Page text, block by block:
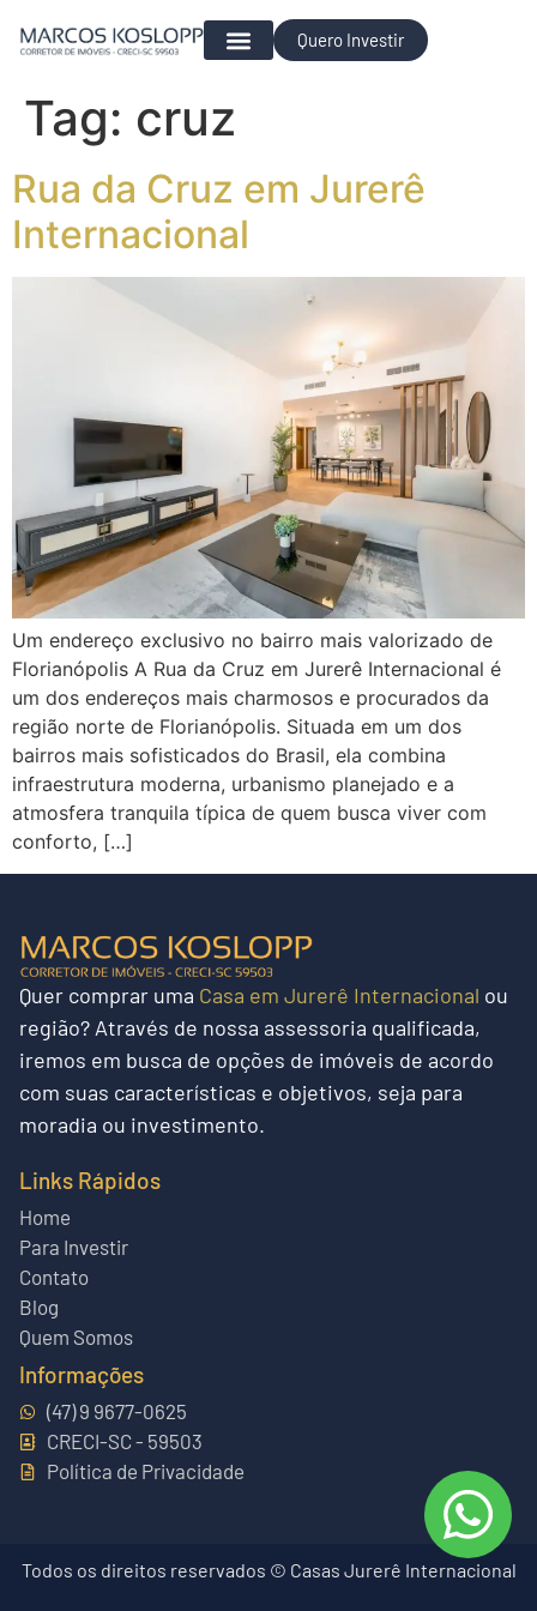
Quero Investir
Tag: cruz
Rua da Cruz em Jurerê
Internacional
Um endereço exclusivo no bairro mais valorizado de
Florianópolis A Rua da Cruz em Jurerê Internacional é
um dos endereços mais charmosos e procurados da
região norte de Florianópolis. Situada em um dos
bairros mais sofisticados do Brasil, ela combina
infraestrutura moderna, urbanismo planejado e a
atmosfera tranquila típica de quem busca viver com
conforto, […]
Quer comprar uma Casa em Jurerê Internacional ou
região? Através de nossa assessoria qualificada,
iremos em busca de opções de imóveis de acordo
com suas características e objetivos, seja para
moradia ou investimento.
Links Rápidos
Home
Para Investir
Contato
Blog
Quem Somos
Informações
(47) 9 9677-0625
CRECI-SC - 59503
Política de Privacidade
Todos os direitos reservados © Casas Jurerê Internacional